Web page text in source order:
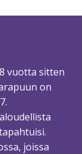
vuotta sitten
on
joissa